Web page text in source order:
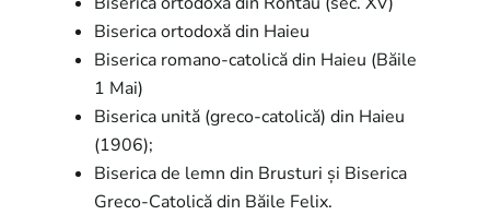
Biserica ortodoxă din Haieu
Biserica romano-catolică din Haieu (Băile
1 Mai)
Biserica unită (greco-catolică) din Haieu
(1906);
Biserica de lemn din Brusturi și Biserica
Greco-Catolică din Băile Felix.